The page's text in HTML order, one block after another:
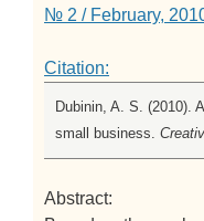
№ 2 / February,
Citation:
Dubinin, A. S. (2010).
small business.
Abstract: